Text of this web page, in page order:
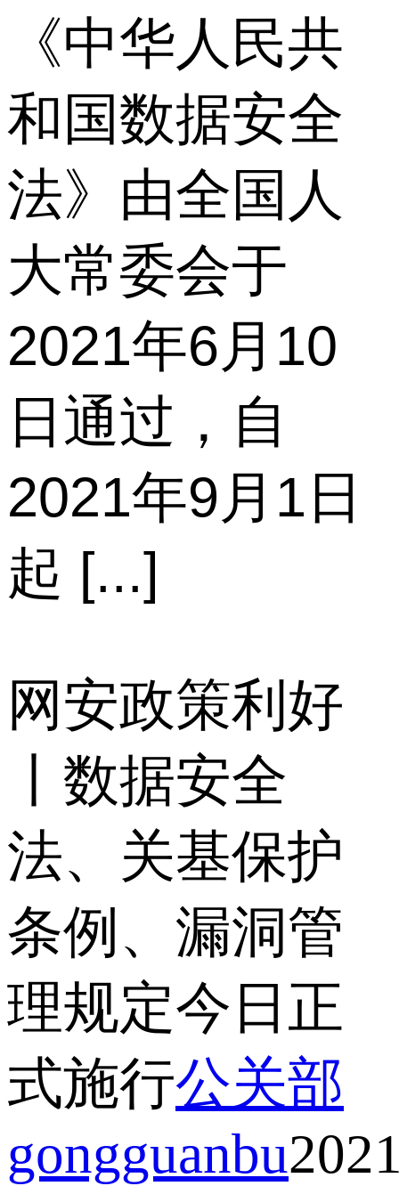
《中华人民共
和国数据安全
法》由全国人
大常委会于
2021年6月10
日通过，自
2021年9月1日
起 [...]
网安政策利好
丨数据安全
法、关基保护
条例、漏洞管
理规定今日正
式施行公关部
gongguanbu